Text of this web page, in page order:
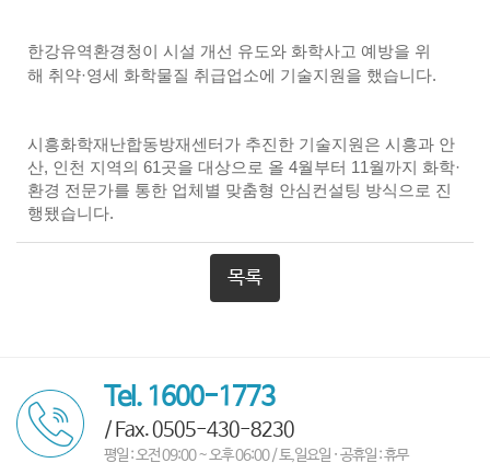
한강유역환경청이 시설 개선 유도와 화학사고 예방을 위
해 취약·영세 화학물질 취급업소에 기술지원을 했습니다.
시흥화학재난합동방재센터가 추진한 기술지원은 시흥과 안
산, 인천 지역의 61곳을 대상으로 올 4월부터 11월까지 화학·
환경 전문가를 통한 업체별 맞춤형 안심컨설팅 방식으로 진
행됐습니다.
목록
Tel. 1600-1773
/ Fax. 0505-430-8230
평일 : 오전 09:00 ~ 오후 06:00 / 토,일요일 · 공휴일 : 휴무